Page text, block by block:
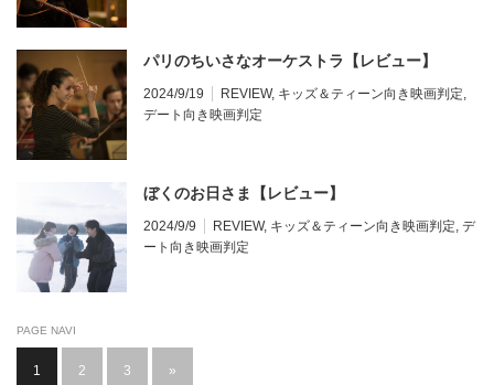
パリのちいさなオーケストラ【レビュー】
2024/9/19 REVIEW, キッズ＆ティーン向き映画判定,
デート向き映画判定
ぼくのお日さま【レビュー】
2024/9/9 REVIEW, キッズ＆ティーン向き映画判定, デ
ート向き映画判定
PAGE NAVI
1 2 3 »